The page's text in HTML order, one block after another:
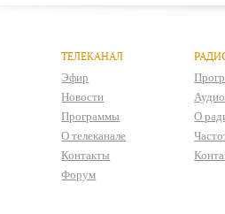
ТЕЛЕКАНАЛ
Эфир
Новости
Программы
О телеканале
Контакты
Форум
О